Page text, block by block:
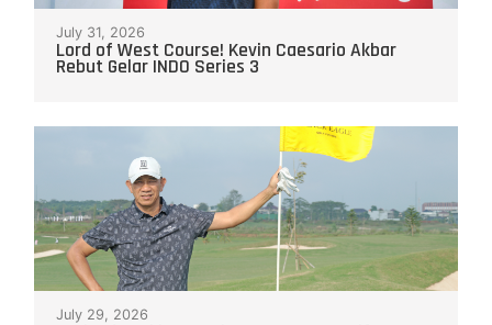
July 31, 2026
Lord of West Course! Kevin Caesario Akbar
Rebut Gelar INDO Series 3
July 29, 2026